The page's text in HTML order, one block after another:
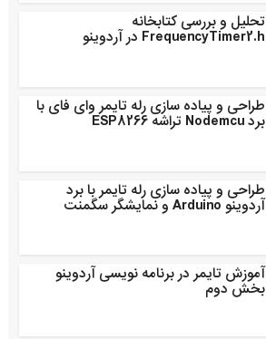
تحلیل و بررسی کتابخانه
FrequencyTimer2.h در آردوینو
طراحی و پیاده سازی رله تایمر وای فای با
برد Nodemcu تراشه ESP8266
طراحی و پیاده سازی رله تایمر با برد
آردوینو Arduino و نمایشگر سگمنت
آموزش تایمر در برنامه نویسی آردوینو
بخش دوم